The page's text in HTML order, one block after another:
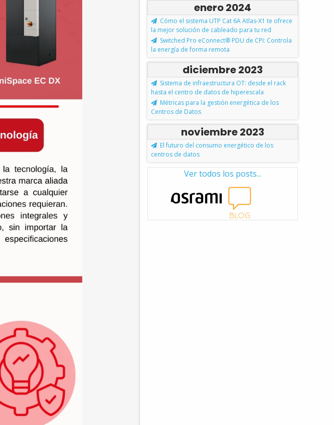
enero 2024
Cómo el sistema UTP Cat 6A Atlas-X1 te ofrece
la mejor solución de cableado para tu red
Switched Pro eConnect® PDU de CPI: Controla
la energía de forma remota
diciembre 2023
Sistema de infraestructura OT: desde el rack
hasta el centro de datos de hiperescala
Métricas para la gestión energética de los
Centros de Datos
noviembre 2023
El futuro del consumo energético de los
centros de datos
Ver todos los posts...